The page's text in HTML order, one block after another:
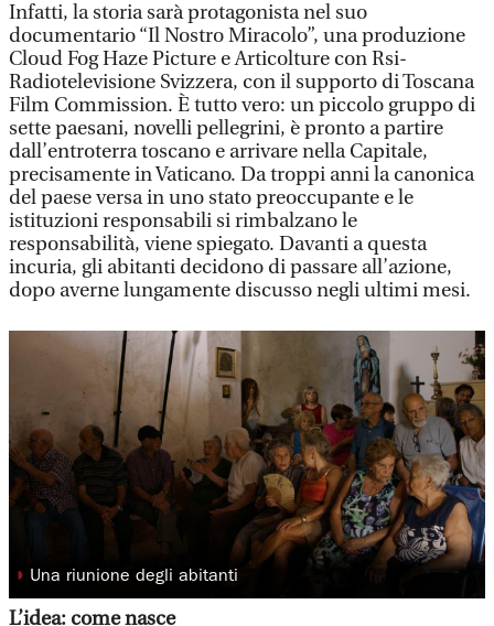
Infatti, la storia sarà protagonista nel suo
documentario “Il Nostro Miracolo”, una produzione
Cloud Fog Haze Picture e Articolture con Rsi-
Radiotelevisione Svizzera, con il supporto di Toscana
Film Commission. È tutto vero: un piccolo gruppo di
sette paesani, novelli pellegrini, è pronto a partire
dall’entroterra toscano e arrivare nella Capitale,
precisamente in Vaticano. Da troppi anni la canonica
del paese versa in uno stato preoccupante e le
istituzioni responsabili si rimbalzano le
responsabilità, viene spiegato. Davanti a questa
incuria, gli abitanti decidono di passare all’azione,
dopo averne lungamente discusso negli ultimi mesi.
◗ Una riunione degli abitanti
L’idea: come nasce